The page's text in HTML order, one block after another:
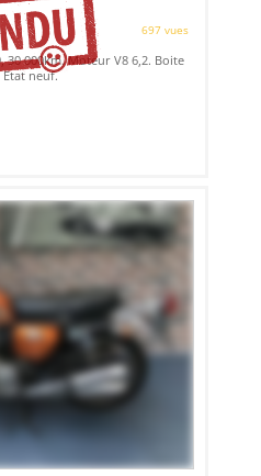
697 vues
30 000km. Moteur V8 6,2. Boite
Etat neuf.